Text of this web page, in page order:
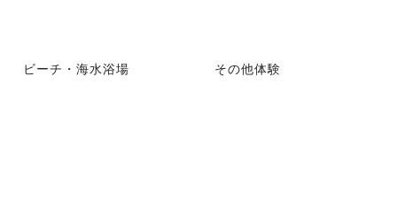
ビーチ・海水浴場 その他体験